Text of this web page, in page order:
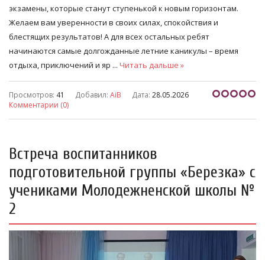
экзамены, которые станут ступенькой к новым горизонтам.
Желаем вам уверенности в своих силах, спокойствия и
блестящих результатов! А для всех остальных ребят
начинаются самые долгожданные летние каникулы – время
отдыха, приключений и яр ... Читать дальше »
Просмотров: 41 Добавил: AiB Дата: 28.05.2026
Комментарии (0)
Встреча воспитанников
подготовительной группы «Березка» с
учениками Молодежненской школы №
2